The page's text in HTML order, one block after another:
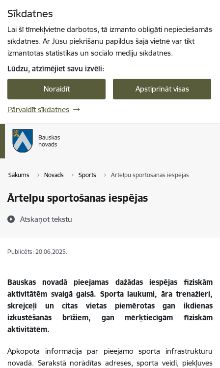
Sīkdatnes
Lai šī tīmekļvietne darbotos, tā izmanto obligāti nepieciešamās
sīkdatnes. Ar Jūsu piekrišanu papildus šajā vietnē var tikt
izmantotas statistikas un sociālo mediju sīkdatnes.
Lūdzu, atzīmējiet savu izvēli:
Noraidīt Apstiprināt visas
Pārvaldīt sīkdatnes
Sākums Novads Sports Ārtelpu sportošanas iespējas
Ārtelpu sportošanas iespējas
Atskaņot tekstu
Publicēts: 20.06.2025.
Bauskas novadā pieejamas dažādas iespējas fiziskām
aktivitātēm svaigā gaisā. Sporta laukumi, āra trenažieri,
skrejceļi un citas vietas piemērotas gan ikdienas
izkustēšanās brīžiem, gan mērķtiecīgām fiziskām
aktivitātēm.
Apkopota informācija par pieejamo sporta infrastruktūru
novadā. Sarakstā norādītas adreses, sporta veidi, piekļuves